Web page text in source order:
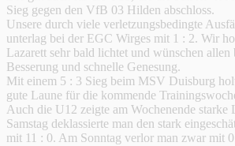
Sieg gegen den VfB 03 Hilden abschloss.
Unsere durch viele verletzungsbedingte
unterlag bei der EGC Wirges mit 1 : 2. Wir
Lazarett sehr bald lichtet und wünschen allen
Besserung und schnelle Genesung.
Mit einem 5 : 3 Sieg beim MSV Duisburg
gute Laune für die kommende
Auch die U12 zeigte am Wochenende starke
Samstag deklassierte man den stark
mit 11 : 0. Am Sonntag verlor man zwar mit